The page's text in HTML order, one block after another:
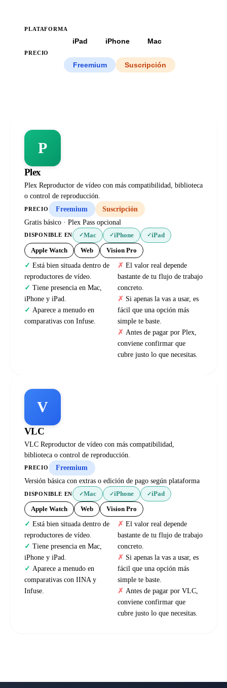
PLATAFORMA
iPad iPhone Mac
PRECIO
Freemium Suscripción
P
Plex
Plex Reproductor de vídeo con más compatibilidad, biblioteca
o control de reproducción.
PRECIO Freemium
Suscripción
Gratis básico · Plex Pass opcional
DISPONIBLE EN ✓Mac ✓iPhone ✓iPad
Apple Watch Web Vision Pro
Está bien situada dentro de
reproductores de vídeo.
Tiene presencia en Mac,
iPhone y iPad.
Aparece a menudo en
comparativas con Infuse.
El valor real depende
bastante de tu flujo de trabajo
concreto.
Si apenas la vas a usar, es
fácil que una opción más
simple te baste.
Antes de pagar por Plex,
conviene confirmar que
cubre justo lo que necesitas.
V
VLC
VLC Reproductor de vídeo con más compatibilidad,
biblioteca o control de reproducción.
PRECIO
Freemium
Versión básica con extras o edición de pago según plataforma
DISPONIBLE EN ✓Mac ✓iPhone ✓iPad
Apple Watch Web Vision Pro
Está bien situada dentro de
reproductores de vídeo.
Tiene presencia en Mac,
iPhone y iPad.
Aparece a menudo en
comparativas con IINA y
Infuse.
El valor real depende
bastante de tu flujo de trabajo
concreto.
Si apenas la vas a usar, es
fácil que una opción más
simple te baste.
Antes de pagar por VLC,
conviene confirmar que
cubre justo lo que necesitas.